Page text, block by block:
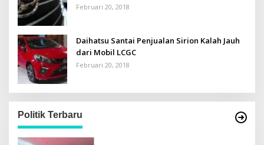
Februari 20, 2018
Daihatsu Santai Penjualan Sirion Kalah Jauh
dari Mobil LCGC
Februari 20, 2018
Politik Terbaru